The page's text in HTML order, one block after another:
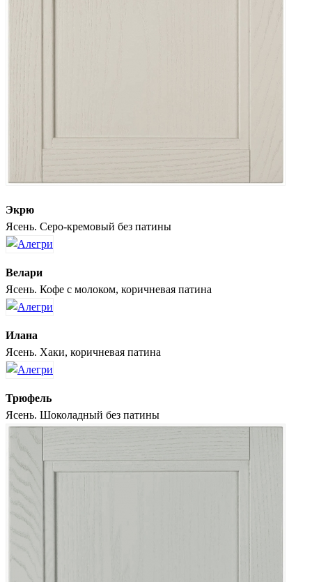
Экрю
Ясень. Серо-кремовый без патины
Велари
Ясень. Кофе с молоком, коричневая патина
Илана
Ясень. Хаки, коричневая патина
Трюфель
Ясень. Шоколадный без патины